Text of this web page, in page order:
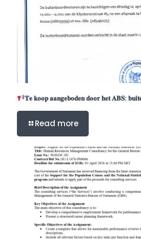
𝐓𝐞 𝐤𝐨𝐨𝐩 𝐚𝐚𝐧𝐠𝐞𝐛𝐨𝐝𝐞𝐧 𝐝𝐨𝐨𝐫 𝐡𝐞𝐭 𝐀𝐁𝐒:
Read more